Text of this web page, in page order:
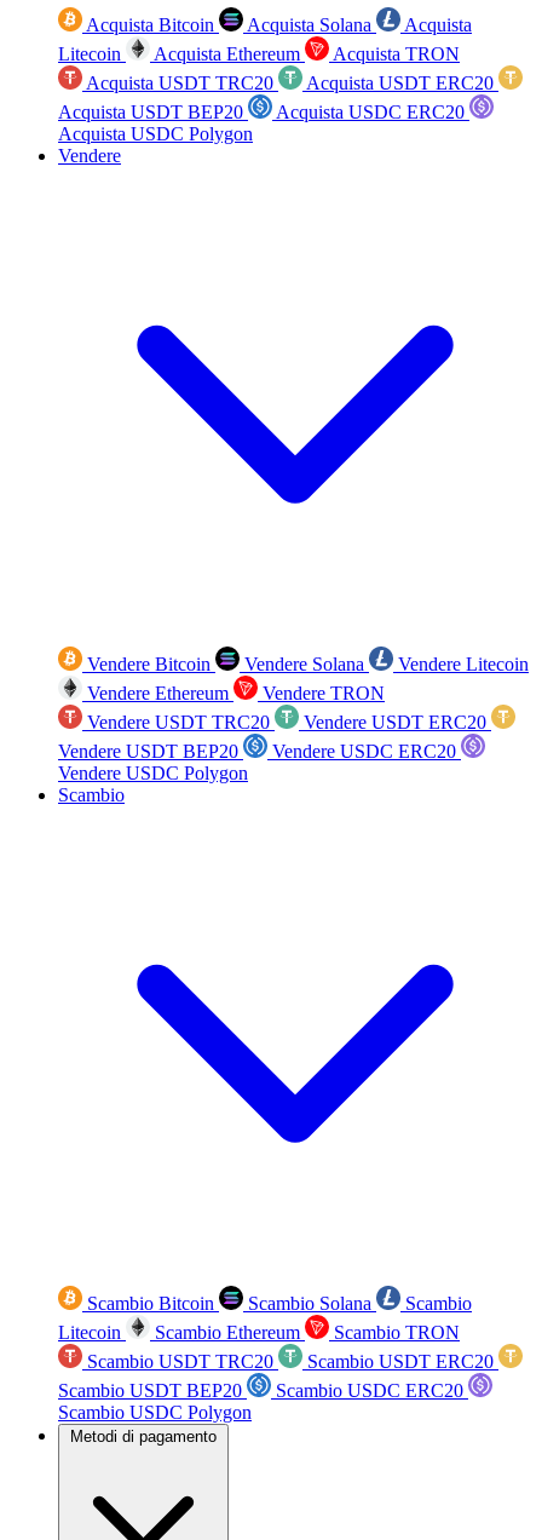
Acquista Bitcoin Acquista Solana
Acquista
Litecoin
Acquista Ethereum
Acquista TRON
Acquista USDT TRC20
Acquista USDT ERC20
Acquista USDT BEP20
Acquista USDC ERC20
Acquista USDC Polygon
Vendere
Vendere Bitcoin Vendere Solana
Vendere Litecoin
Vendere Ethereum
Vendere TRON
Vendere USDT TRC20
Vendere USDT ERC20
Vendere USDT BEP20
Vendere USDC ERC20
Vendere USDC Polygon
Scambio
Scambio Bitcoin Scambio Solana
Scambio
Litecoin
Scambio Ethereum
Scambio TRON
Scambio USDT TRC20
Scambio USDT ERC20
Scambio USDT BEP20
Scambio USDC ERC20
Scambio USDC Polygon
Metodi di pagamento